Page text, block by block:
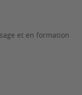
et en formation